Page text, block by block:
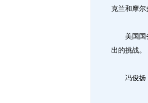
克兰和摩尔
美国国务
出的挑战。
冯俊扬（